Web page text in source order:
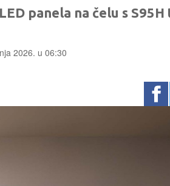
panela na čelu s
2026. u 06:30